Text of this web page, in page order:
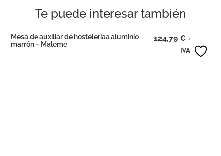
Te puede interesar también
Mesa de auxiliar de hosteleríaa aluminio
marrón – Maleme
124,79 € +
IVA